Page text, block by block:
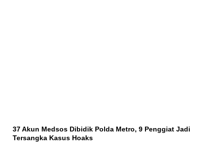
37 Akun Medsos Dibidik Polda Metro, 9 Penggiat Jadi
Tersangka Kasus Hoaks